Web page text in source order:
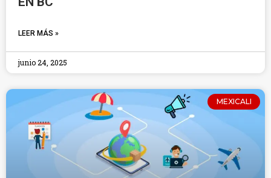
LEER MÁS »
junio 24, 2025
MEXICALI